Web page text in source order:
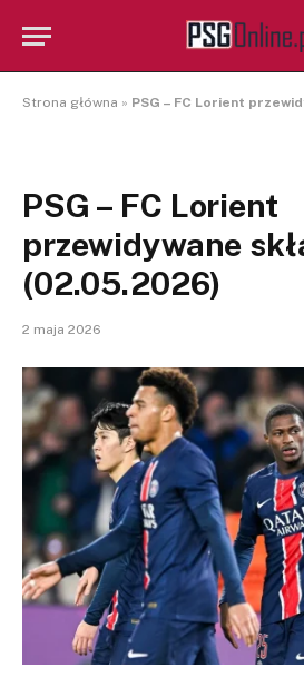
Strona główna » PSG – FC Lorient
PSG – FC Lorient
przewidywane
(02.05.2026)
2 maja 2026